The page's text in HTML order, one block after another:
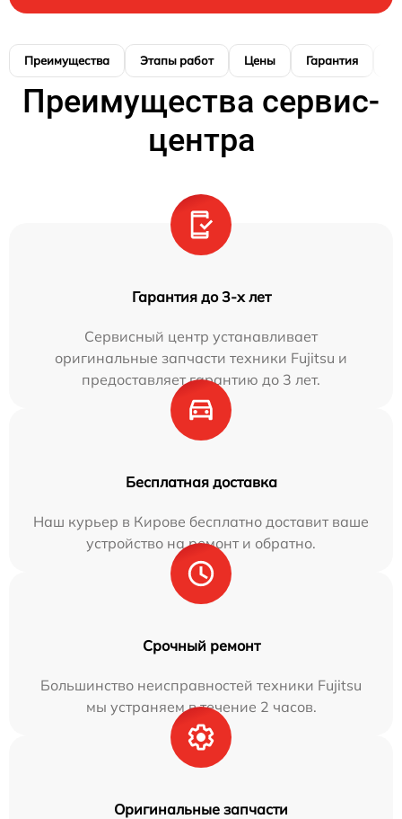
Преимущества Этапы работ Цены Гарантия
Преимущества сервис-
центра
Гарантия до 3-х лет
Сервисный центр устанавливает
оригинальные запчасти техники Fujitsu и
предоставляет гарантию до 3 лет.
Бесплатная доставка
Наш курьер в Кирове бесплатно доставит ваше
устройство на ремонт и обратно.
Срочный ремонт
Большинство неисправностей техники Fujitsu
мы устраняем в течение 2 часов.
Оригинальные запчасти